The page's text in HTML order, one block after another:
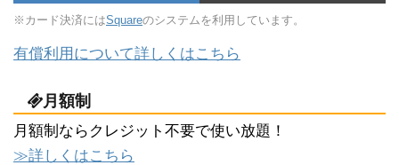
※カード決済にはSquareのシステムを利用しています。
有償利用について詳しくはこちら
月額制
月額制ならクレジット不要で使い放題！
≫詳しくはこちら